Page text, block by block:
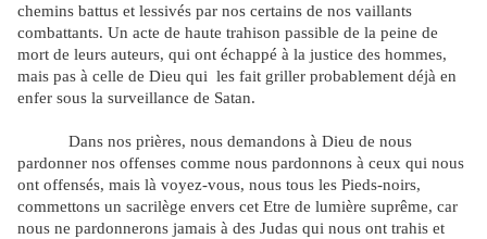
chemins battus et lessivés par nos certains de nos vaillants
combattants. Un acte de haute trahison passible de la peine de
mort de leurs auteurs, qui ont échappé à la justice des hommes,
mais pas à celle de Dieu qui les fait griller probablement déjà en
enfer sous la surveillance de Satan.
Dans nos prières, nous demandons à Dieu de nous
pardonner nos offenses comme nous pardonnons à ceux qui nous
ont offensés, mais là voyez-vous, nous tous les Pieds-noirs,
commettons un sacrilège envers cet Etre de lumière suprême, car
nous ne pardonnerons jamais à des Judas qui nous ont trahis et